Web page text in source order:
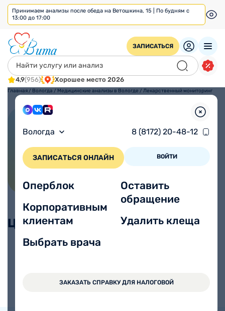
Принимаем анализы после обеда на Ветошкина, 15 | По будням с
13:00 до 17:00
ЗАПИСАТЬСЯ
4,9(956) Хорошее место 2026
Вологда 8 (8172) 20-48-12
ЗАПИСАТЬСЯ ОНЛАЙН ВОЙТИ
Оперблок
Корпоративным
клиентам
Выбрать врача
Оставить
обращение
Удалить клеща
ЗАКАЗАТЬ СПРАВКУ ДЛЯ НАЛОГОВОЙ
Главная / Вологда / Медицинские анализы в Вологде / Лекарственный мониторинг
Цены
количественно